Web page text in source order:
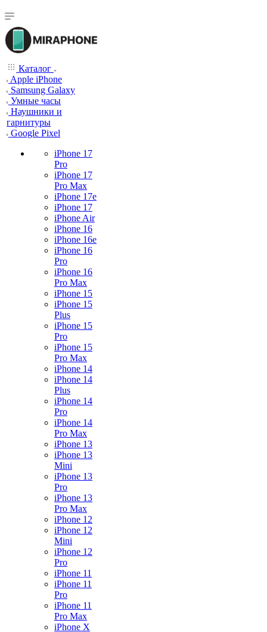
Каталог
Apple iPhone
Samsung Galaxy
Умные часы
Наушники и
гарнитуры
Google Pixel
iPhone 17
Pro
iPhone 17
Pro Max
iPhone 17e
iPhone 17
iPhone Air
iPhone 16
iPhone 16e
iPhone 16
Pro
iPhone 16
Pro Max
iPhone 15
iPhone 15
Plus
iPhone 15
Pro
iPhone 15
Pro Max
iPhone 14
iPhone 14
Plus
iPhone 14
Pro
iPhone 14
Pro Max
iPhone 13
iPhone 13
Mini
iPhone 13
Pro
iPhone 13
Pro Max
iPhone 12
iPhone 12
Mini
iPhone 12
Pro
iPhone 11
iPhone 11
Pro
iPhone 11
Pro Max
iPhone X